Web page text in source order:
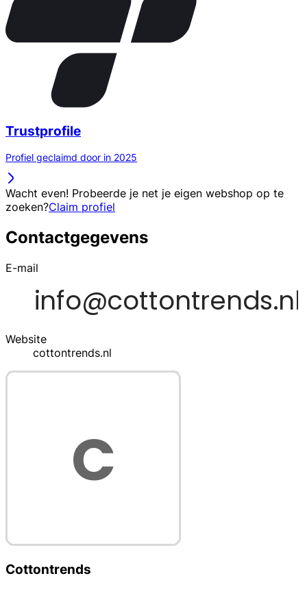
Trustprofile
Profiel geclaimd door in 2025
Wacht even! Probeerde je net je eigen webshop op te
zoeken?Claim profiel
Contactgegevens
E-mail
Website
cottontrends.nl
Cottontrends